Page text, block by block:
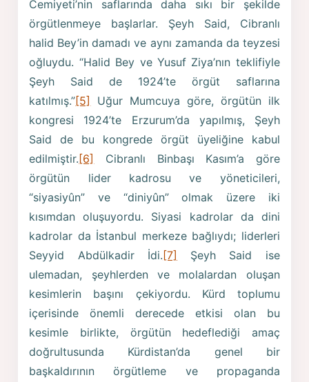
Cemiyeti’nin saflarında daha sıkı bir şekilde
örgütlenmeye başlarlar. Şeyh Said, Cibranlı
halid Bey’in damadı ve aynı zamanda da teyzesi
oğluydu. “Halid Bey ve Yusuf Ziya’nın teklifiyle
Şeyh Said de 1924’te örgüt saflarına
katılmış.”[5]
Uğur Mumcuya göre, örgütün ilk
kongresi 1924’te Erzurum’da yapılmış, Şeyh
Said de bu kongrede örgüt üyeliğine kabul
edilmiştir.[6]
Cibranlı Binbaşı Kasım’a göre
örgütün lider kadrosu ve yöneticileri,
“siyasiyûn” ve “diniyûn” olmak üzere iki
kısımdan oluşuyordu. Siyasi kadrolar da dini
kadrolar da İstanbul merkeze bağlıydı; liderleri
Seyyid Abdülkadir İdi.[7] Şeyh Said ise
ulemadan, şeyhlerden ve molalardan oluşan
kesimlerin başını çekiyordu. Kürd toplumu
içerisinde önemli derecede etkisi olan bu
kesimle birlikte, örgütün hedeflediği amaç
doğrultusunda Kürdistan’da genel bir
başkaldırının örgütleme ve propaganda